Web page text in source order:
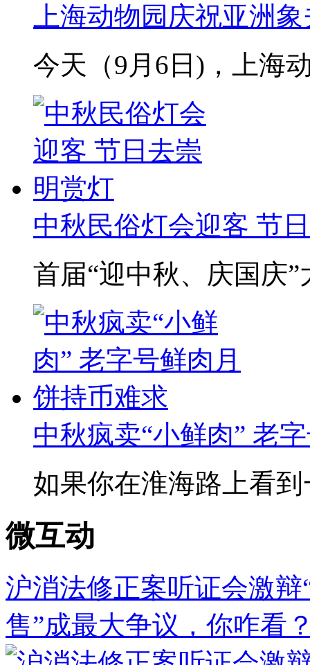
上海动物园庆祝亚洲
今天（9月6日)，上海
中秋民俗灯会迎客 节
首届“迎中秋、庆国庆
中秋疯卖“小鲜肉” 老
如果你在淮海路上看
微互动
沪消法修正案听证会激
售”成最大争议，你咋看